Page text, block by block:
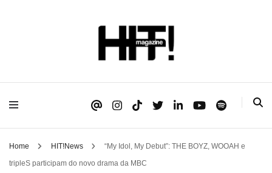
HIT!Magazine
Home HIT!News
“My Idol, My Debut”: THE BOYZ, WOOAH e
tripleS participam do novo drama da MBC